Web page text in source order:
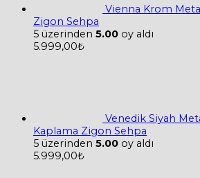
Vienna Krom
Zigon Sehpa
5 üzerinden 5.00 oy aldı
5.999,00₺
Venedik Siyah
Kaplama Zigon Sehpa
5 üzerinden 5.00 oy aldı
5.999,00₺